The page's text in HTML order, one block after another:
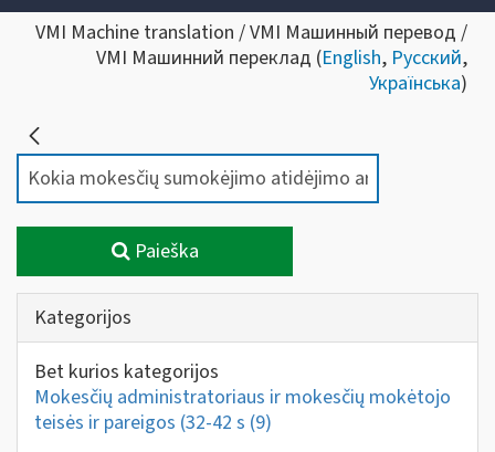
VMI Machine translation / VMI Машинный перевод /
VMI Машинний переклад (English, Русский,
Українська)
Paieška
Kategorijos
Bet kurios kategorijos
Mokesčių administratoriaus ir mokesčių mokėtojo
teisės ir pareigos (32-42 s (9)